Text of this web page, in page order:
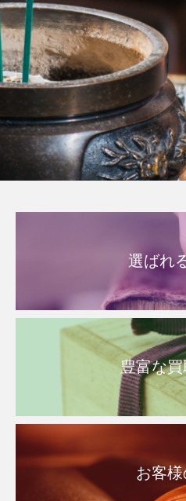
content/themes/fake_tcd074/page-
選ばれ
豊富な
お客